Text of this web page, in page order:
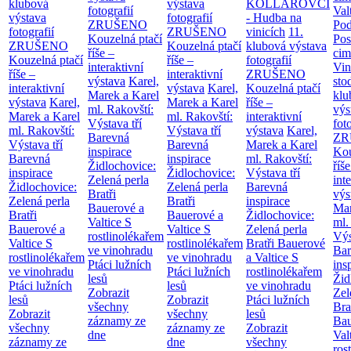
klubová
výstava
fotografií
ZRUŠENO
Kouzelná ptačí
říše –
interaktivní
výstava Karel,
Marek a Karel
ml. Rakovští:
Výstava tří
Barevná
inspirace
Židlochovice:
Zelená perla
Bratři
Bauerové a
Valtice S
rostlinolékařem
ve vinohradu
Ptáci lužních
lesů
Zobrazit
všechny
záznamy ze
fotografií
ZRUŠENO
Kouzelná ptačí
říše –
interaktivní
výstava Karel,
Marek a Karel
ml. Rakovští:
Výstava tří
Barevná
inspirace
Židlochovice:
Zelená perla
Bratři
Bauerové a
Valtice S
rostlinolékařem
ve vinohradu
Ptáci lužních
lesů
Zobrazit
všechny
záznamy ze
dne
výstava
fotografií
ZRUŠENO
Kouzelná ptačí
říše –
interaktivní
výstava Karel,
Marek a Karel
ml. Rakovští:
Výstava tří
Barevná
inspirace
Židlochovice:
Zelená perla
Bratři
Bauerové a
Valtice S
rostlinolékařem
ve vinohradu
Ptáci lužních
lesů
Zobrazit
všechny
záznamy ze
dne
KOLLÁROVCI
- Hudba na
vinicích 11.
klubová výstava
fotografií
ZRUŠENO
Kouzelná ptačí
říše –
interaktivní
výstava Karel,
Marek a Karel
ml. Rakovští:
Výstava tří
Barevná
inspirace
Židlochovice:
Zelená perla
Bratři Bauerové
a Valtice S
rostlinolékařem
ve vinohradu
Ptáci lužních
lesů
Zobrazit
všechny
ml.